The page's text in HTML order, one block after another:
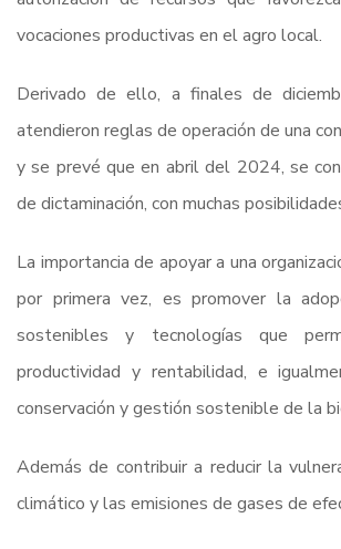
vocaciones productivas en el agro local.
Derivado de ello, a finales de
atendieron reglas de operación de una
y se prevé que en abril del 2024, se
de dictaminación, con muchas
La importancia de apoyar a una
por primera vez, es promover la
sostenibles y tecnologías que
productividad y rentabilidad, e
conservación y gestión sostenible de la
Además de contribuir a reducir la
climático y las emisiones de gases de